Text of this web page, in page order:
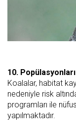
10.
Koalalar, habitat
nedeniyle risk
programları ile
yapılmaktadır.